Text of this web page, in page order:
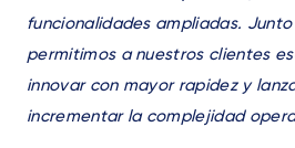
funcionalidades ampliadas.
permitimos a nuestros clientes
innovar con mayor rapidez y
incrementar la complejidad